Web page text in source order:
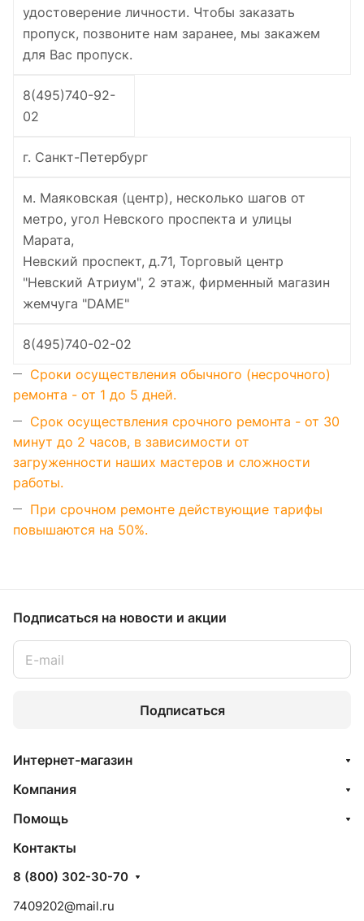
удостоверение личности. Чтобы заказать
пропуск, позвоните нам заранее, мы закажем
для Вас пропуск.
8(495)740-92-
02
г. Санкт-Петербург
м. Маяковская (центр), несколько шагов от
метро, угол Невского проспекта и улицы
Марата,
Невский проспект, д.71, Торговый центр
"Невский Атриум", 2 этаж, фирменный магазин
жемчуга "DAME"
8(495)740-02-02
Сроки осуществления обычного (несрочного)
ремонта - от 1 до 5 дней.
Срок осуществления срочного ремонта - от 30
минут до 2 часов, в зависимости от
загруженности наших мастеров и сложности
работы.
При срочном ремонте действующие тарифы
повышаются на 50%.
Подписаться на новости и акции
Подписаться
Интернет-магазин
Компания
Помощь
Контакты
8 (800) 302-30-70
7409202@mail.ru